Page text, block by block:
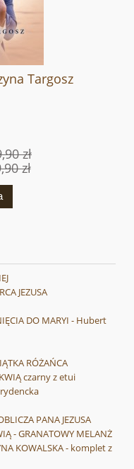
Targosz
zł
zł
JEZUSA
DO MARYI - Hubert
RÓŻAŃCA
czarny z etui
PANA JEZUSA
- GRANATOWY MELANŻ
KOWALSKA - komplet z